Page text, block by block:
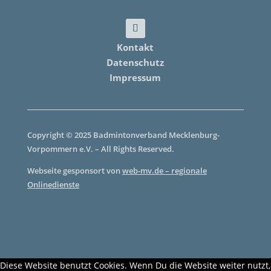
Kontakt
Datenschutz
Impressum
Copyright © 2025 Badmintonverband Mecklenburg-
Vorpommern e.V. – All Rights Reserved.
Webseite gesponsort vonweb-mv.de – regionale
Onlinedienste
Diese Website benutzt Cookies. Wenn Du die Website weiter nutzt,